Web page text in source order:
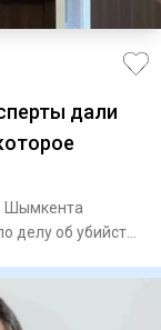
дали
Шымкента
делу об убийстве